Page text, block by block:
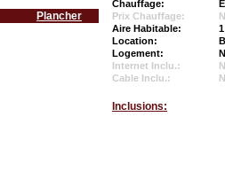
Plancher
Chauffage:
Prix Chauffage:
Aire Habitable:
Location:
Logement:
Internet Inclu.:
Cable Inclu.:
Inclusions: